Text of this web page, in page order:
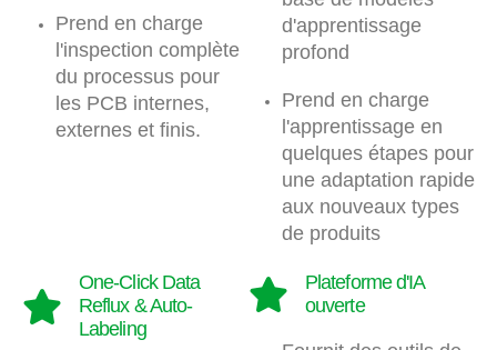
Prend en charge
l'inspection complète
du processus pour
les PCB internes,
externes et finis.
d'apprentissage
profond
Prend en charge
l'apprentissage en
quelques étapes pour
une adaptation rapide
aux nouveaux types
de produits
One-Click Data
Reflux & Auto-
Labeling
Plateforme d'IA
ouverte